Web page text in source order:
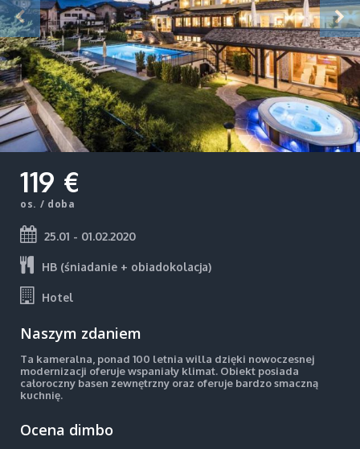
119 €
os. / doba
25.01 - 01.02.2020
HB (śniadanie + obiadokolacja)
Hotel
Naszym zdaniem
Ta kameralna, ponad 100 letnia willa dzięki nowoczesnej
modernizacji oferuje wspaniały klimat. Obiekt posiada
całoroczny basen zewnętrzny oraz oferuje bardzo smaczną
kuchnię.
Ocena dimbo